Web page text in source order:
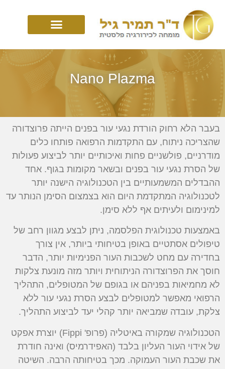
Nano Plazma
בעבר הלא רחוק הורדת נגעי עור בפנים הייתה פרוצדורה
שהצריכה ניתוח, עם התקדמות הרפואה פותחו כלים
מודרניים, פולשניים פחות ואיכותיים יותר לביצוע פעולות
של הסרת נגעי עור בפנים ובשאר מקומות בגוף. אחד
ההבדלים המשמעותיים בין הטכנולוגיה הישנה יותר
לטכנולוגיה המתקדמת היום הוא בצמצום הסימן הנותר עד
למינימום ולעיתים אף ללא סימן.
באמצעות טכנולוגית הפלסמה, ניתן לבצע מגוון רחב של
טיפולים אסתטיים באופן בטיחותי ביותר, אין צורך
בחדירה עם מחט לשכבות העור הפנימיות יותר, הדבר
חוסך את הפרוצדורה הניתוחית ויותר מזה מונעת צלקות
לא מחמיאות בפניהם או בגופם של המטופלים, התהליך
הרפואי מאפשר למטופלים לבצע הסרת נגעי עור ללא
צלקת, עובדה שמביאה יותר קהלי יעד לביצוע התהליך.
הטכנולוגיה שמקורה באיטליה (פרופ' Fippi) יוצרת אפקט
של אידוי העור העליון בלבד (האפידרמיס) ואינה חודרת
את שכבת העור העמוקה. מכך בטיחותה הרבה. השיטה